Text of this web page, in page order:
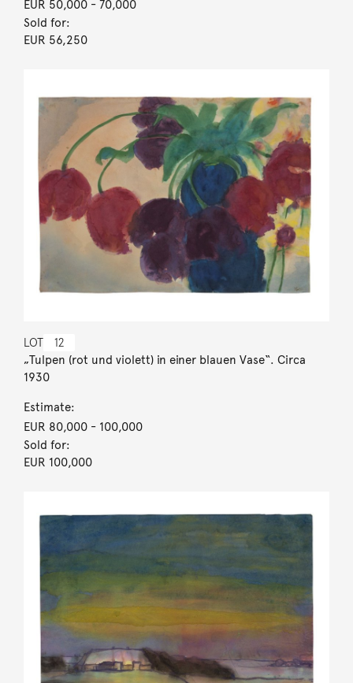
EUR 50,000- 70,000
Sold for:
EUR 56,250
LOT 12
„Tulpen (rot und violett) in einer blauen Vase“. Circa
1930
Estimate:
EUR 80,000- 100,000
Sold for:
EUR 100,000